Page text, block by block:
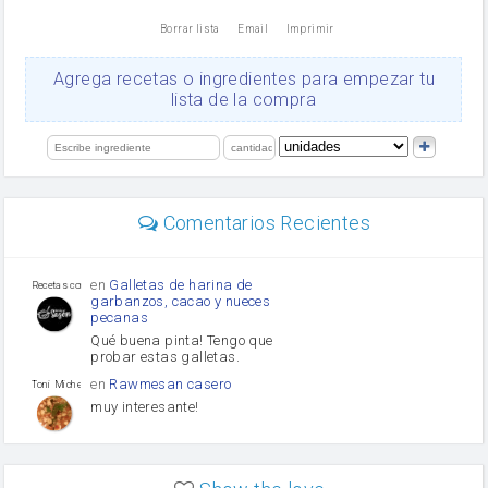
Ajos
salsa de soja
limón
Borrar lista Email Imprimir
Agrega recetas o ingredientes para empezar tu
lista de la compra
Comentarios Recientes
Recetas con sazon
en Galletas de harina de
garbanzos, cacao y nueces
pecanas
Qué buena pinta! Tengo que
probar estas galletas.
Toni Michel Caubet
en Rawmesan casero
muy interesante!
enLasaña casera fácil y